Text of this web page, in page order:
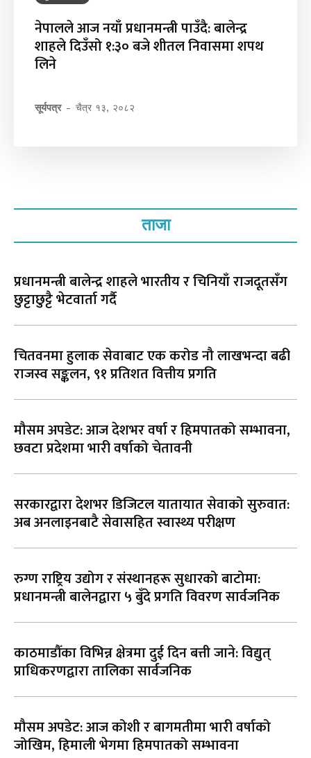
नेपालले आज नयाँ प्रधानमन्त्री पाउँदै: बालेन्द्र
शाहले दिउँसो १:३० बजे शीतल निवासमा शपथ
लिने
सूर्यपत्र - चैत्र १३, २०८२
ताजा
प्रधानमन्त्री बालेन्द्र शाहले भारतीय र चिनियाँ राजदूतसँग
छुट्टाछुट्टै भेटवार्ता गर्दै
चितवनमा हुलाक सेवाबाट एक करोड नौ लाखभन्दा बढी
राजस्व सङ्कलन, ९१ प्रतिशत वित्तीय प्रगति
मौसम अपडेट: आज देशभर वर्षा र हिमपातको सम्भावना,
छवटा प्रदेशमा भारी वर्षाको चेतावनी
सरकारद्वारा देशभर डिजिटल यातायात सेवाको सुरुवात:
अब अनलाइनबाटै सेवासहित स्वास्थ्य परीक्षण
रुग्ण राष्ट्रिय उद्योग र संस्थानहरू सुधारको बाटोमा:
प्रधानमन्त्री बालेनद्वारा ५ बुँदे प्रगति विवरण सार्वजनिक
काठमाडौँका विभिन्न क्षेत्रमा दुई दिन बत्ती जाने: विद्युत्
प्राधिकरणद्वारा तालिका सार्वजनिक
मौसम अपडेट: आज कोशी र बागमतीमा भारी वर्षाको
जोखिम, हिमाली भेगमा हिमपातको सम्भावना